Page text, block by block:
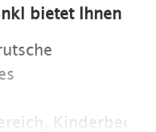
bietet Ihnen